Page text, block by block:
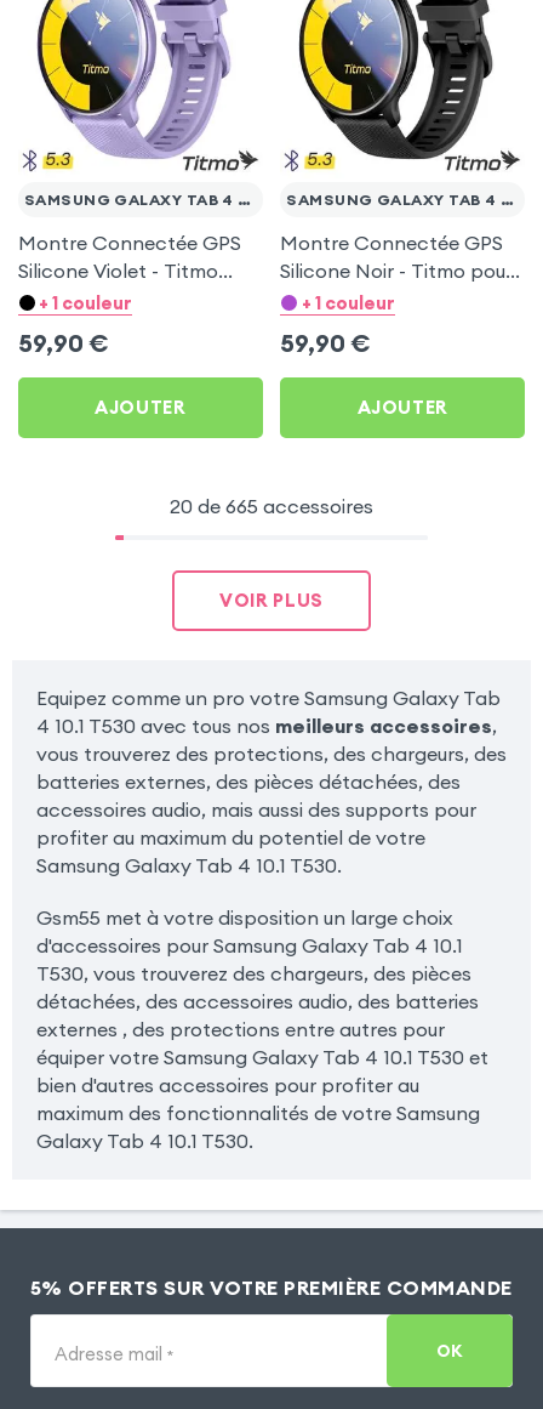
SAMSUNG GALAXY TAB 4 10.1 T530
Montre Connectée GPS
Silicone Violet - Titmo
pour Samsung Galaxy
+ 1 couleur
59,90 €
AJOUTER
SAMSUNG GALAXY TAB 4 10.1 T530
Montre Connectée GPS
Silicone Noir - Titmo pour
Samsung Galaxy Tab 4
+ 1 couleur
59,90 €
AJOUTER
20 de 665 accessoires
VOIR PLUS
Equipez comme un pro votre Samsung Galaxy Tab
4 10.1 T530 avec tous nos meilleurs accessoires,
vous trouverez des protections, des chargeurs, des
batteries externes, des pièces détachées, des
accessoires audio, mais aussi des supports pour
profiter au maximum du potentiel de votre
Samsung Galaxy Tab 4 10.1 T530.
Gsm55 met à votre disposition un large choix
d'accessoires pour Samsung Galaxy Tab 4 10.1
T530, vous trouverez des chargeurs, des pièces
détachées, des accessoires audio, des batteries
externes , des protections entre autres pour
équiper votre Samsung Galaxy Tab 4 10.1 T530 et
bien d'autres accessoires pour profiter au
maximum des fonctionnalités de votre Samsung
Galaxy Tab 4 10.1 T530.
5% OFFERTS SUR VOTRE PREMIÈRE COMMANDE
Adresse mail * OK